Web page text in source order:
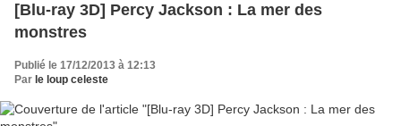
[Blu-ray 3D] Percy Jackson : La mer des
monstres
Publié le 17/12/2013 à 12:13
Par le loup celeste